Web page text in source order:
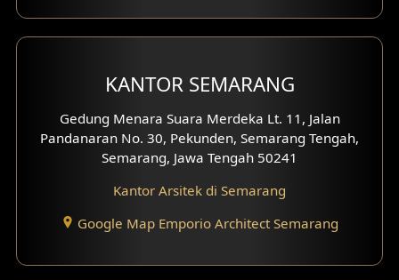
Desain Balkon
Desain Void
Desain Toilet Tamu
KANTOR SEMARANG
Gedung Menara Suara Merdeka Lt. 11, Jalan
Pandanaran No. 30, Pekunden, Semarang Tengah,
Semarang, Jawa Tengah 50241
Kantor Arsitek di Semarang
Google Map Emporio Architect Semarang